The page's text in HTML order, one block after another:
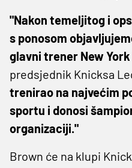
"Nakon temeljitog i
s ponosom
glavni trener New
predsjednik Knicksa
trenirao na najvećim
sportu i donosi
organizaciji."
Brown će na klupi